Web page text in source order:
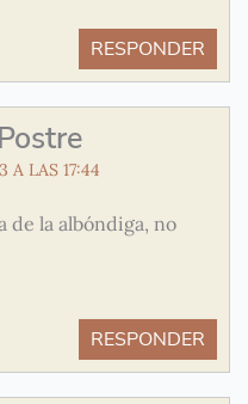
RESPONDER
A LAS 17:44
de la albóndiga, no
RESPONDER